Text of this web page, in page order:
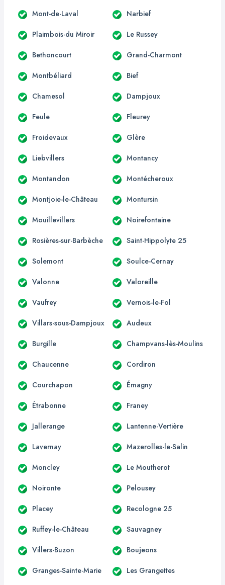
Mont-de-Laval Narbief
Plaimbois-du Miroir Le Russey
Bethoncourt Grand-Charmont
Montbéliard Bief
Chamesol Dampjoux
Feule Fleurey
Froidevaux Glère
Liebvillers Montancy
Montandon Montécheroux
Montjoie-le-Château Montursin
Mouillevillers Noirefontaine
Rosières-sur-Barbèche Saint-Hippolyte 25
Solemont Soulce-Cernay
Valonne Valoreille
Vaufrey Vernois-le-Fol
Villars-sous-Dampjoux Audeux
Burgille Champvans-lès-Moulins
Chaucenne Cordiron
Courchapon Émagny
Étrabonne Franey
Jallerange Lantenne-Vertière
Lavernay Mazerolles-le-Salin
Moncley Le Moutherot
Noironte Pelousey
Placey Recologne 25
Ruffey-le-Château Sauvagney
Villers-Buzon Boujeons
Granges-Sainte-Marie Les Grangettes